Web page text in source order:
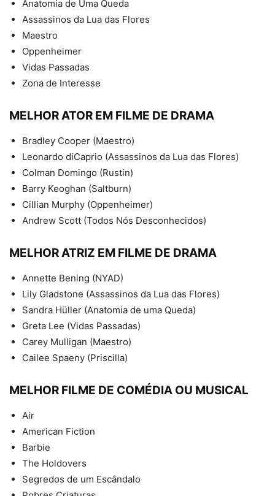
Anatomia de Uma Queda
Assassinos da Lua das Flores
Maestro
Oppenheimer
Vidas Passadas
Zona de Interesse
MELHOR ATOR EM FILME DE DRAMA
Bradley Cooper (Maestro)
Leonardo diCaprio (Assassinos da Lua das Flores)
Colman Domingo (Rustin)
Barry Keoghan (Saltburn)
Cillian Murphy (Oppenheimer)
Andrew Scott (Todos Nós Desconhecidos)
MELHOR ATRIZ EM FILME DE DRAMA
Annette Bening (NYAD)
Lily Gladstone (Assassinos da Lua das Flores)
Sandra Hüller (Anatomia de uma Queda)
Greta Lee (Vidas Passadas)
Carey Mulligan (Maestro)
Cailee Spaeny (Priscilla)
MELHOR FILME DE COMÉDIA OU MUSICAL
Air
American Fiction
Barbie
The Holdovers
Segredos de um Escândalo